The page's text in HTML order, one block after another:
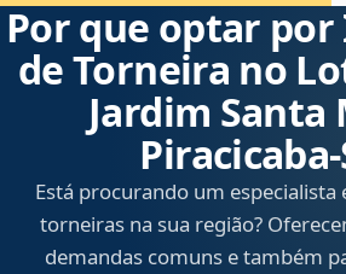
Por que optar
de Torneira no
Jardim Santa
Está procurando um
torneiras na sua região?
demandas comuns e também